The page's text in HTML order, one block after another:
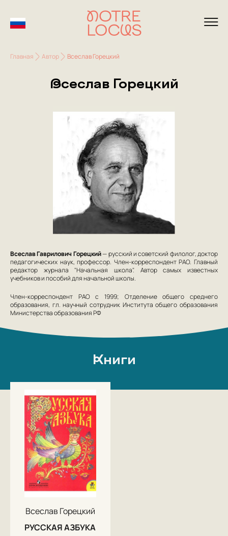
Главная Автор Всеслав Горецкий
Всеслав Горецкий
Всеслав Гаврилович Горецкий— русский и советский филолог, доктор
педагогических наук, профессор. Член-корреспондент РАО. Главный
редактор журнала "Начальная школа". Автор самых известных
учебников и пособий для начальной школы.
Член-корреспондент РАО с 1999; Отделение общего среднего
образования, гл. научный сотрудник Института общего образования
Министерства образования РФ
Книги
Всеслав Горецкий
РУССКАЯ АЗБУКА